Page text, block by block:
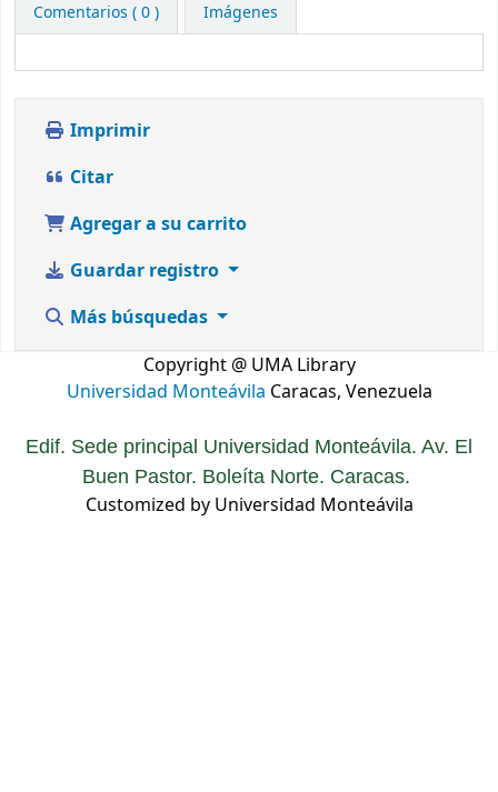
Comentarios ( 0 )
Imágenes
Imprimir
Citar
Agregar a su carrito
Guardar registro
Más búsquedas
Copyright @ UMA Library
Universidad Monteávila Caracas, Venezuela
Edif. Sede principal Universidad Monteávila. Av. El
Buen Pastor. Boleíta Norte. Caracas.
Customized by Universidad Monteávila